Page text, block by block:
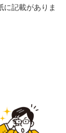
に記載がありま